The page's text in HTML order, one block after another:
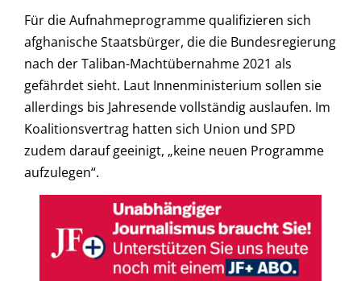
Für die Aufnahmeprogramme qualifizieren sich
afghanische Staatsbürger, die die Bundesregierung
nach der Taliban-Machtübernahme 2021 als
gefährdet sieht. Laut Innenministerium sollen sie
allerdings bis Jahresende vollständig auslaufen. Im
Koalitionsvertrag hatten sich Union und SPD
zudem darauf geeinigt, „keine neuen Programme
aufzulegen“.